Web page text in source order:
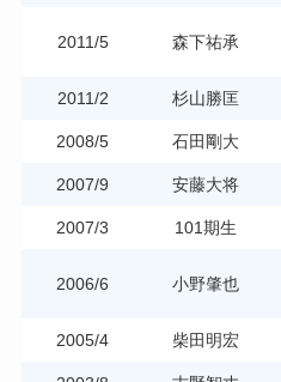
2011/5 森下祐承
2011/2 杉山勝匡
2008/5 石田剛大
2007/9 安藤大将
2007/3 101期生
2006/6 小野肇也
2005/4 柴田明宏